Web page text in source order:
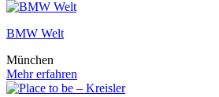
BMW Welt
München
Mehr erfahren